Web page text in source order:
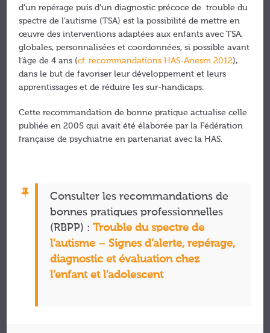
d’un repérage puis d’un diagnostic précoce de trouble du
spectre de l’autisme (TSA) est la possibilité de mettre en
œuvre des interventions adaptées aux enfants avec TSA,
globales, personnalisées et coordonnées, si possible avant
l’âge de 4 ans (cf. recommandations HAS-Anesm 2012),
dans le but de favoriser leur développement et leurs
apprentissages et de réduire les sur-handicaps.
Cette recommandation de bonne pratique actualise celle
publiée en 2005 qui avait été élaborée par la Fédération
française de psychiatrie en partenariat avec la HAS.
Consulter les recommandations de
bonnes pratiques professionnelles
(RBPP) :Trouble du spectre de
l’autisme – Signes d’alerte, repérage,
diagnostic et évaluation chez
l’enfant et l’adolescent